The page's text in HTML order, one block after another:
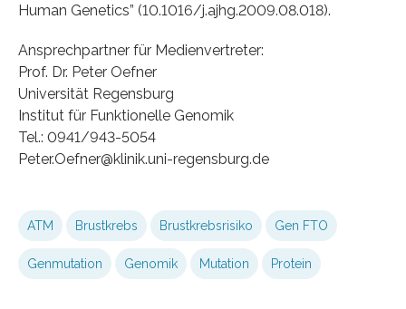
Human Genetics” (10.1016/j.ajhg.2009.08.018).
Ansprechpartner für Medienvertreter:
Prof. Dr. Peter Oefner
Universität Regensburg
Institut für Funktionelle Genomik
Tel.: 0941/943-5054
Peter.Oefner@klinik.uni-regensburg.de
ATM Brustkrebs Brustkrebsrisiko Gen FTO
Genmutation Genomik Mutation Protein